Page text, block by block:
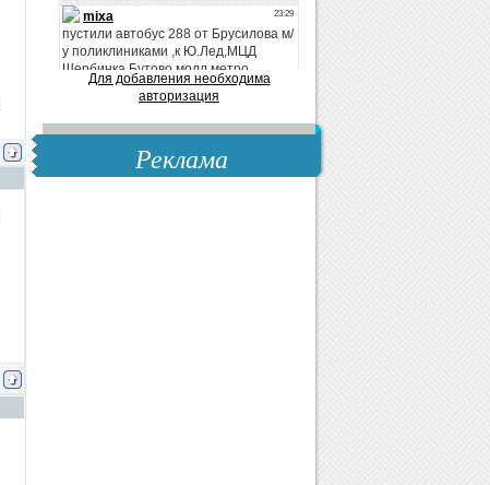
Для добавления необходима
авторизация
Реклама